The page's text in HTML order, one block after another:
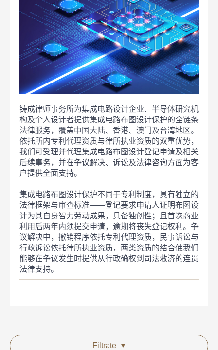
铸成律师事务所为集成电路设计企业、半导体研究机
构及个人设计者提供集成电路布图设计保护的全链条
法律服务，覆盖中国大陆、香港、澳门及台湾地区。
依托所内专利代理资质与律所执业资质的双重优势，
我们可受理并代理集成电路布图设计登记申请及相关
后续事务，并在争议解决、诉讼及法律咨询方面为客
户提供全面支持。
集成电路布图设计保护不同于专利制度，具有独立的
法律框架与审查标准——登记要求申请人证明布图设
计为其自身智力劳动成果，具备独创性；且首次商业
利用后两年内须提交申请，逾期将丧失登记权利。争
议解决中，撤销程序依托专利代理资质，民事诉讼与
行政诉讼依托律所执业资质，两类资质的结合使我们
能够在争议发生时提供从行政确权到司法救济的连贯
法律支持。
Filtrate